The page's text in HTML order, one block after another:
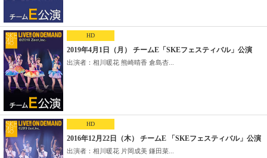
HD
2019年4月1日（月） チームE「SKEフェスティバル」公演
出演者：相川暖花 熊崎晴香 倉島杏...
HD
2016年12月22日（木） チームE 「SKEフェスティバル」公演
出演者：相川暖花 片岡成美 鎌田菜...